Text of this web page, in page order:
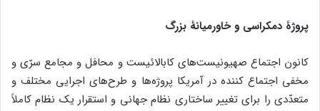
پروژۀ دمکراسی و خاورمیانۀ بزرگ
کانون اجتماع صهیونیست‌های کابالائیست و محافل و مجامع سرّی و
مخفی اجتماع کننده در آمریکا پروژه‌ها و طرح‌های اجرایی مختلف و
متعدّدی را برای تغییر ساختاری نظام جهانی و استقرار یک نظام کاملاً